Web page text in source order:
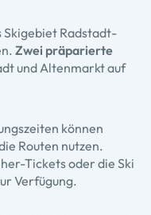
Radstadt-
Zwei präparierte
und Altenmarkt auf
können
Routen nutzen.
Tickets oder die Ski
Verfügung.